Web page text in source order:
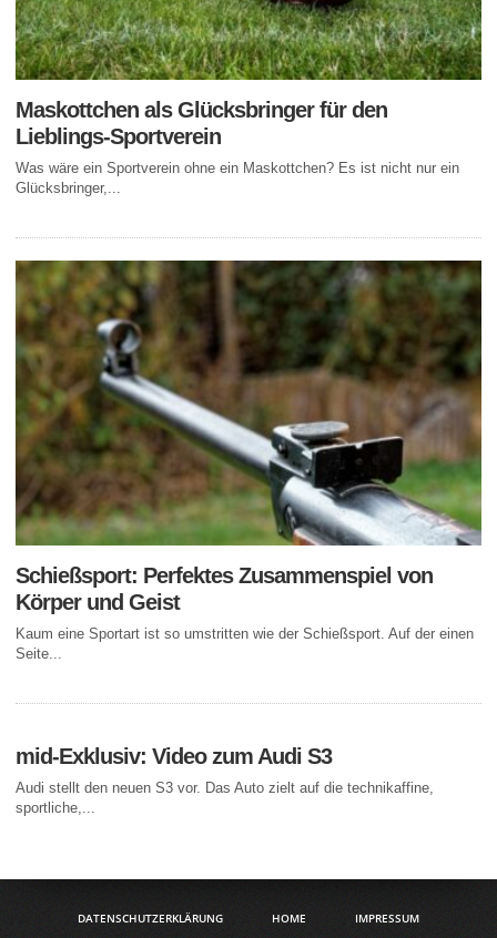
Maskottchen als Glücksbringer für den
Lieblings-Sportverein
Was wäre ein Sportverein ohne ein Maskottchen? Es ist nicht nur ein
Glücksbringer,...
Schießsport: Perfektes Zusammenspiel von
Körper und Geist
Kaum eine Sportart ist so umstritten wie der Schießsport. Auf der einen
Seite...
mid-Exklusiv: Video zum Audi S3
Audi stellt den neuen S3 vor. Das Auto zielt auf die technikaffine,
sportliche,...
DATENSCHUTZERKLÄRUNG HOME IMPRESSUM